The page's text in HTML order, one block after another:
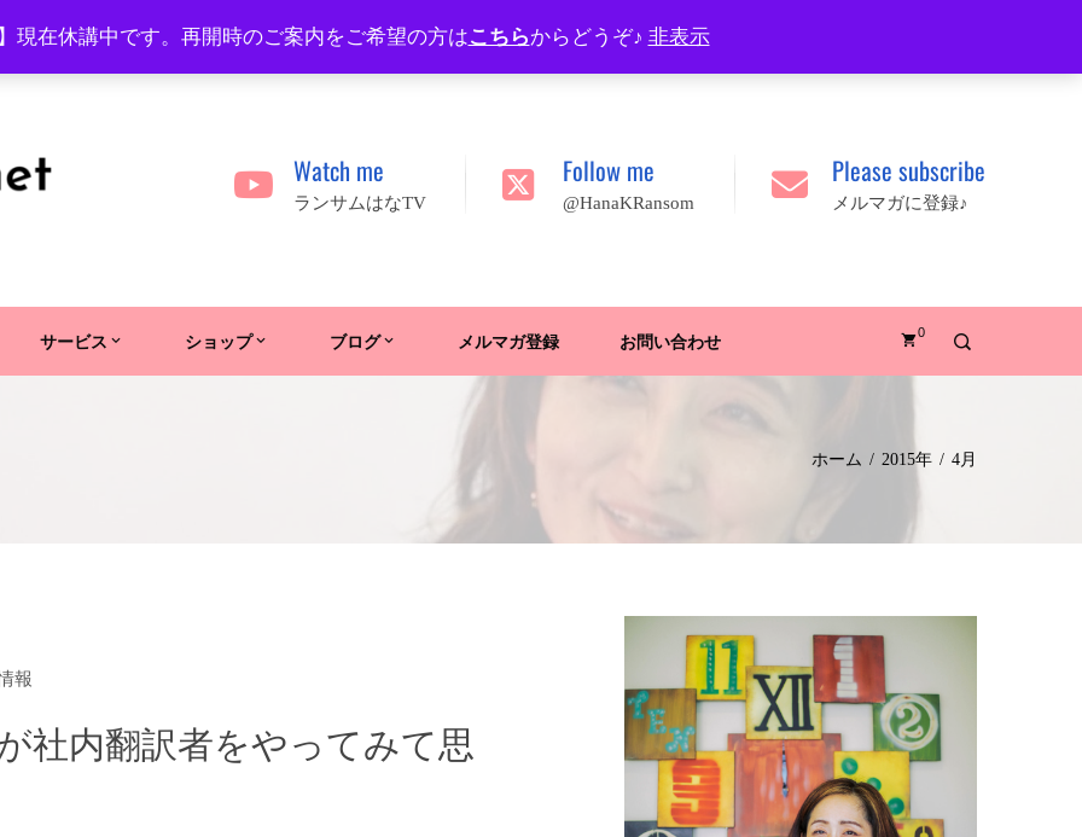
現在休講中です。再開時のご案内をご希望の方はこちらからどうぞ♪ 非表示
プロフィール FAQ
Watch me
ランサムはなTV
Follow me
@HanaKRansom
Please subscribe
メルマガに登録♪
サービス ショップ ブログ メルマガ登録 お問い合わせ 0
ホーム 2015年 4月
報
社内翻訳者をやってみて思